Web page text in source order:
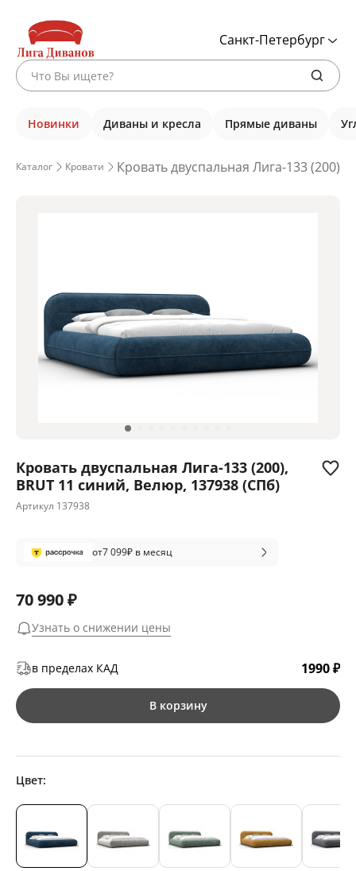
Санкт-Петербург
Новинки Диваны и кресла Прямые диваны
Каталог Кровати Кровать двуспальная Лига-133 (200),
Кровать двуспальная Лига-133 (200),
BRUT 11 синий, Велюр, 137938 (СПб)
Артикул 137938
от7 099₽ в месяц
70 990 ₽
Узнать о снижении цены
в пределах КАД 1990 ₽
В корзину
Цвет: